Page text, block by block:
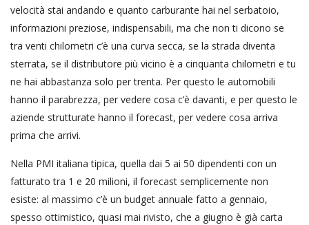
velocità stai andando e quanto carburante hai nel serbatoio,
informazioni preziose, indispensabili, ma che non ti dicono se
tra venti chilometri c’è una curva secca, se la strada diventa
sterrata, se il distributore più vicino è a cinquanta chilometri e tu
ne hai abbastanza solo per trenta. Per questo le automobili
hanno il parabrezza, per vedere cosa c’è davanti, e per questo le
aziende strutturate hanno il forecast, per vedere cosa arriva
prima che arrivi.
Nella PMI italiana tipica, quella dai 5 ai 50 dipendenti con un
fatturato tra 1 e 20 milioni, il forecast semplicemente non
esiste: al massimo c’è un budget annuale fatto a gennaio,
spesso ottimistico, quasi mai rivisto, che a giugno è già carta